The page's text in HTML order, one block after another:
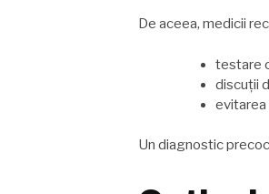
De aceea, medicii
testare
discuții
evitarea
Un diagnostic